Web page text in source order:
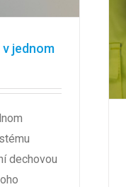
jednom
dechovou